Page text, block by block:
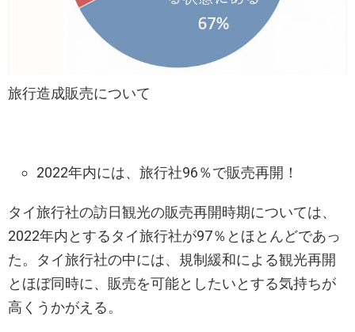
旅行造成販売について
2022年内には、旅行社96％で販売再開！
タイ旅行社の訪日観光の販売再開時期については、
2022年内とするタイ旅行社が97％とほとんどであっ
た。タイ旅行社の中には、規制緩和による観光再開
とほぼ同時に、販売を可能としたいとする気持ちが
高くうかがえる。